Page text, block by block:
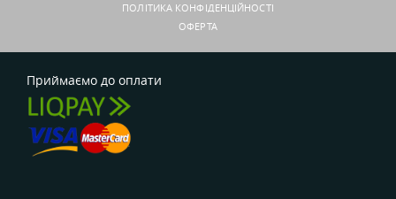
ПОЛІТИКА КОНФІДЕНЦІЙНОСТІ
ОФЕРТА
Приймаємо до оплати